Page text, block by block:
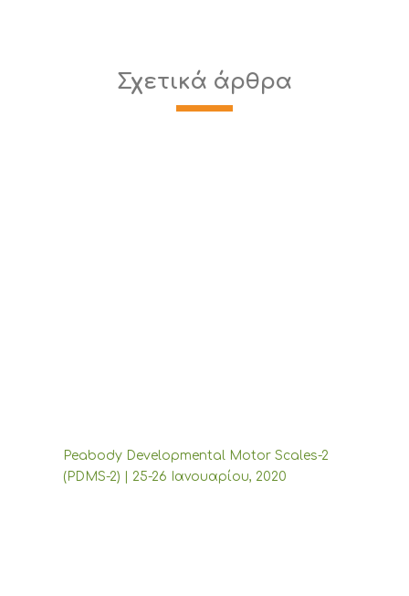
Σχετικά άρθρα
Peabody Developmental Motor Scales-2
(PDMS-2) | 25-26 Ιανουαρίου, 2020